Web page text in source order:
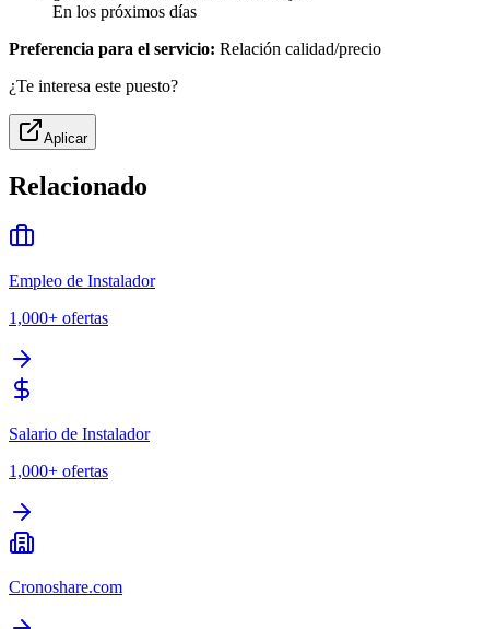
En los próximos días
Preferencia para el servicio: Relación calidad/precio
¿Te interesa este puesto?
Aplicar
Relacionado
Empleo de Instalador
1,000+ ofertas
Salario de Instalador
1,000+ ofertas
Cronoshare.com